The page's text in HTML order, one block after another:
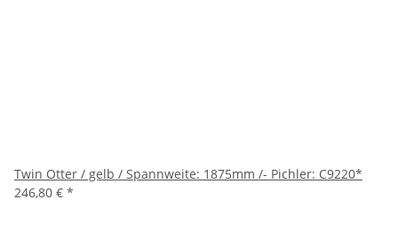
Twin Otter / gelb / Spannweite: 1875mm /- Pichler: C9220*
246,80 € *